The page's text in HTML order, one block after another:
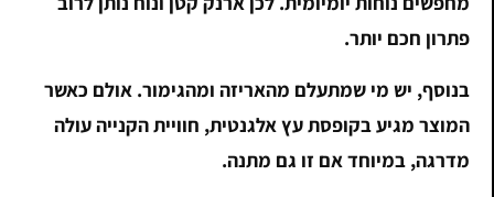
פתרון חכם יותר.
בנוסף, יש מי שמתעלם מהאריזה ומהגימור. אולם כאשר
המוצר מגיע בקופסת עץ אלגנטית, חוויית הקנייה עולה
מדרגה, במיוחד אם זו גם מתנה.